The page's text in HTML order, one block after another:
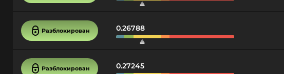
Разблокирован 0.26788
Разблокирован 0.27245